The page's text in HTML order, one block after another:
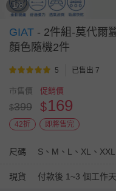
1/8
GIAT - 2件組-莫代爾
顏色隨機2件
5 已售出 7
市售價
$399
促銷價
$169
42折 即將售完
尺碼 S、M、L、XL、XXL
現貨 付款後 1~3 個工作